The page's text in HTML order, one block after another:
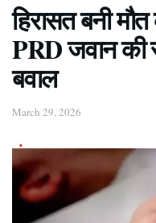
हिरासत बनी
PRD जवान की
बवाल
March 29, 2026